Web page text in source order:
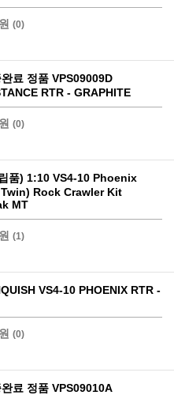
(0)
료 정품 VPS09009D
RTR - GRAPHITE
(0)
품) 1:10 VS4-10 Phoenix
Rock Crawler Kit
MT
(1)
VS4-10 PHOENIX RTR -
(0)
료 정품 VPS09010A